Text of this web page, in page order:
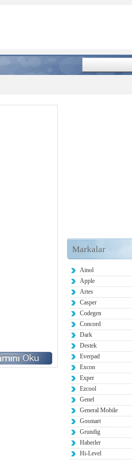
Markalar
Ainol
Apple
Artes
Casper
Codegen
Concord
Dark
Destek
Everpad
Excon
Exper
Ezcool
Genel
General Mobile
Gosmart
Grundig
Haberler
Hi-Level